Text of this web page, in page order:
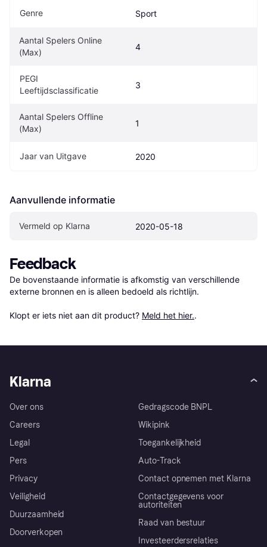
Genre Sport
Aantal Spelers Online
(Max)
4
PEGI
Leeftijdsclassificatie
3
Aantal Spelers Offline
(Max)
1
Jaar van Uitgave 2020
Aanvullende informatie
Vermeld op Klarna 2020-05-18
Feedback
De bovenstaande informatie is afkomstig van verschillende
externe bronnen en is alleen bedoeld als richtlijn.
Klopt er iets niet aan dit product? Meld het hier..
Klarna
Over ons
Careers
Legal
Pers
Privacy
Veiligheid
Duurzaamheid
Doorverkopen
Gedragscode BNPL
Wikipink
Toegankelijkheid
Auto-Track
Contact opnemen met Klarna
Contactgegevens voor
autoriteiten
Raad van bestuur
Investeerdersrelaties